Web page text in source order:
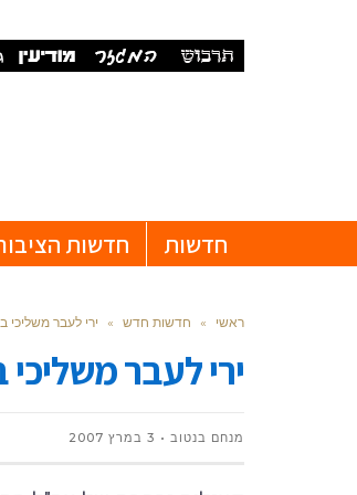
חדשות חדשות
ראשי » חדשות חדש » ירי לעבר משליכי
ירי לעבר
מנחם בנטוב 3 במרץ 2007